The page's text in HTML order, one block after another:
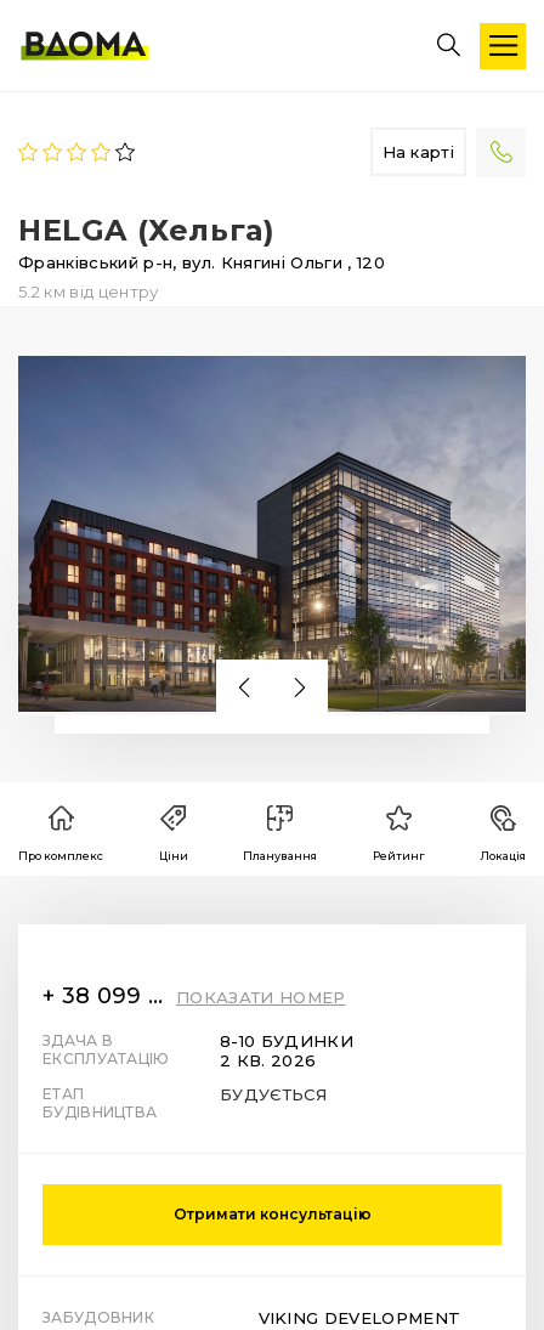
На карті
HELGA (Хельга)
Франківський р-н, вул. Княгині Ольги , 120
5.2 км від центру
Про комплекс Ціни Планування Рейтинг Локація
+ 38 099 78 78 287 ПОКАЗАТИ НОМЕР
ЗДАЧА В
ЕКСПЛУАТАЦІЮ
8-10 БУДИНКИ
2 КВ. 2026
ЕТАП
БУДІВНИЦТВА
БУДУЄТЬСЯ
Отримати консультацію
ЗАБУДОВНИК VIKING DEVELOPMENT